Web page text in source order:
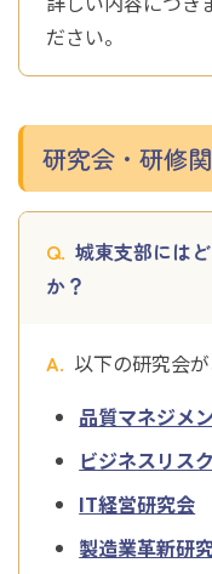
ださい。
研究会・研修
城東支部には
か？
以下の研究会が
品質マネジメ
ビジネスリス
IT経営研究会
製造業革新研